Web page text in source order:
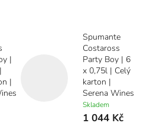
|
|
Spumante
Costaross
Party Boy | 6
x 0,75l | Celý
karton |
Serena Wines
Skladem
1 044 Kč